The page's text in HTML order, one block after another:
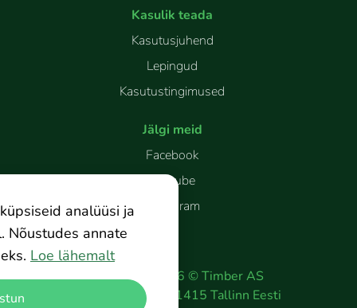
analüüsi ja
Nõustudes annate
Loe lähemalt
Kasulik teada
Kasutusjuhend
Lepingud
Kasutustingimused
Jälgi meid
Facebook
Youtube
Instagram
Copyright 2026 ©Timber AS
Peterburi tee 2
11415 Tallinn Eesti